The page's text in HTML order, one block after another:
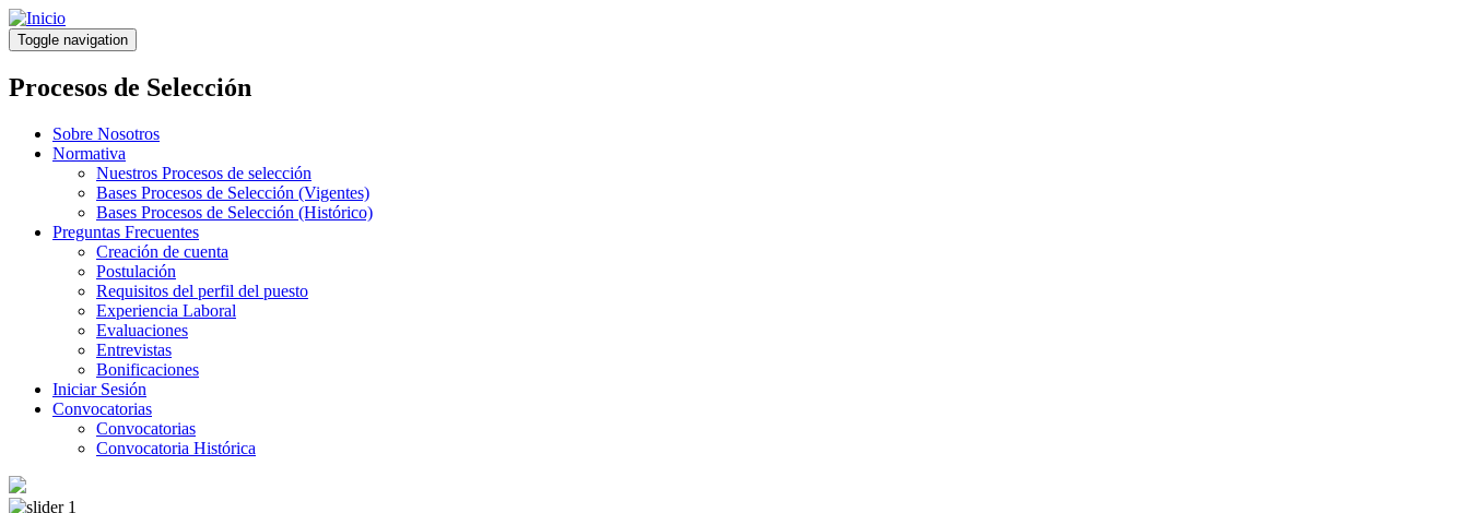
Pasar
al
contenido
principal
Toggle navigation
Procesos de Selección
Sobre Nosotros
Normativa
Nuestros Procesos de selección
Bases Procesos de Selección (Vigentes)
Bases Procesos de Selección (Histórico)
Preguntas Frecuentes
Creación de cuenta
Postulación
Requisitos del perfil del puesto
Experiencia Laboral
Evaluaciones
Entrevistas
Bonificaciones
Iniciar Sesión
Convocatorias
Convocatorias
Convocatoria Histórica